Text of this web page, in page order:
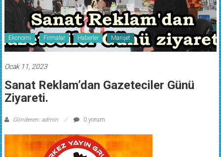
Ekonomi Firmalar Haberler Manşet
Ocak 11, 2023
Sanat Reklam’dan Gazeteciler Günü
Ziyareti.
Gönderen: admin 0 yorum